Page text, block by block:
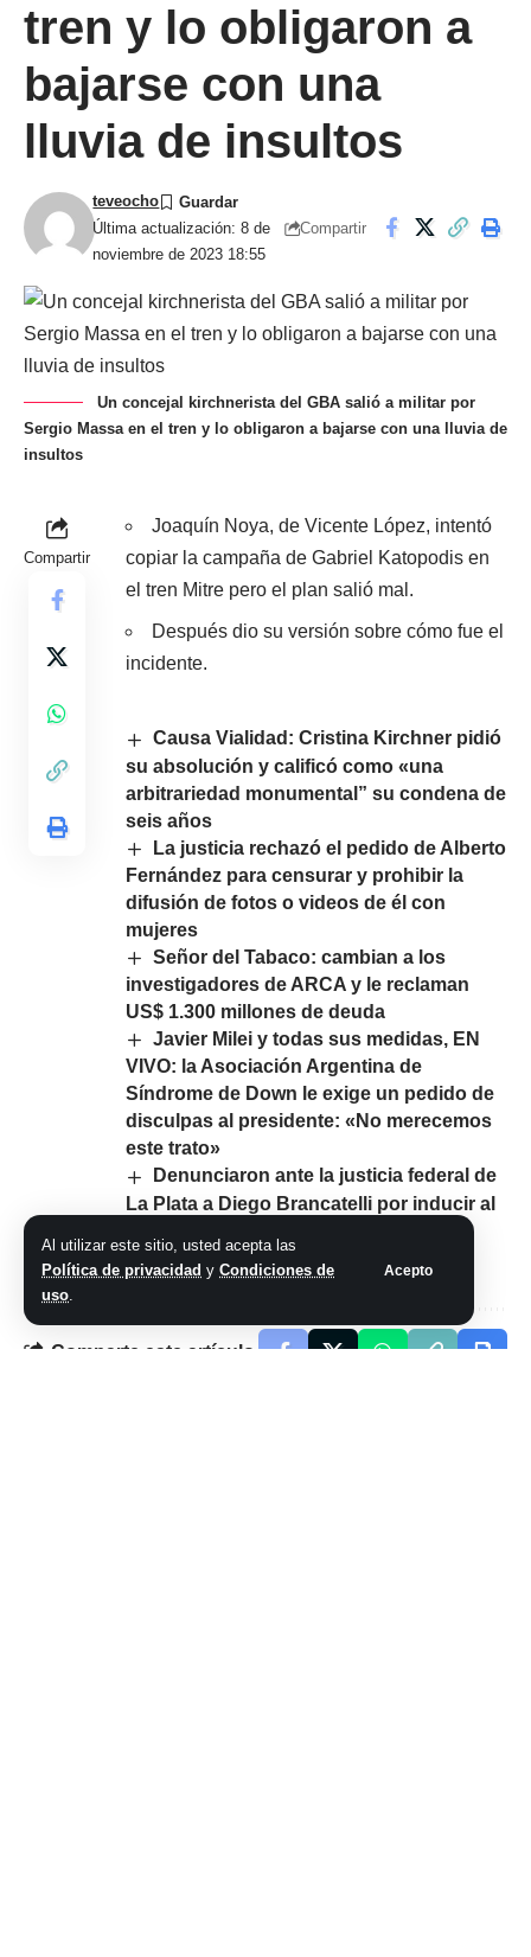
Al utilizar este sitio, usted acepta las
Política de privacidad y Condiciones de
uso.
Acepto
tren y lo obligaron a
bajarse con una
lluvia de insultos
Última actualización: 8 de
noviembre de 2023 18:55
teveocho
Compartir
Un concejal kirchnerista del GBA salió a militar por
Sergio Massa en el tren y lo obligaron a bajarse con una lluvia de
insultos
Compartir
Joaquín Noya, de Vicente López, intentó
copiar la campaña de Gabriel Katopodis en
el tren Mitre pero el plan salió mal.
Después dio su versión sobre cómo fue el
incidente.
Causa Vialidad: Cristina Kirchner pidió
su absolución y calificó como «una
arbitrariedad monumental” su condena de
seis años
La justicia rechazó el pedido de Alberto
Fernández para censurar y prohibir la
difusión de fotos o videos de él con
mujeres
Señor del Tabaco: cambian a los
investigadores de ARCA y le reclaman
US$ 1.300 millones de deuda
Javier Milei y todas sus medidas, EN
VIVO: la Asociación Argentina de
Síndrome de Down le exige un pedido de
disculpas al presidente: «No merecemos
este trato»
Denunciaron ante la justicia federal de
La Plata a Diego Brancatelli por inducir al
semana de las elecciones
Comparte este artículo